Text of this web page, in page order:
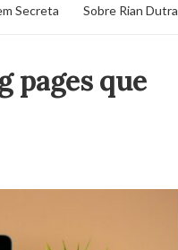
Secreta Sobre Rian Dutra
pages que